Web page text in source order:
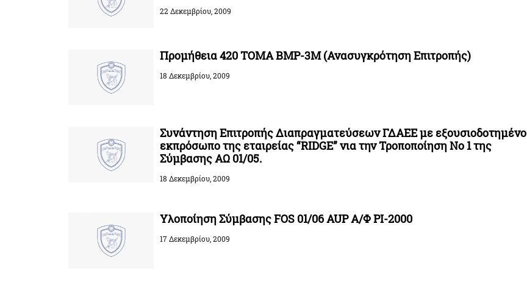
22 Δεκεμβρίου, 2009
Προμήθεια 420 TOMA BMP-3M (Ανασυγκρότηση Επιτροπής)
18 Δεκεμβρίου, 2009
Συνάντηση Επιτροπής Διαπραγματεύσεων ΓΔΑΕΕ με εξουσιοδοτημένο
εκπρόσωπο της εταιρείας “RIDGE” νια την Τροποποίηση No 1 της
Σύμβασης ΑΩ 01/05.
18 Δεκεμβρίου, 2009
Υλοποίηση Σύμβασης FOS 01/06 AUP Α/Φ PI-2000
17 Δεκεμβρίου, 2009